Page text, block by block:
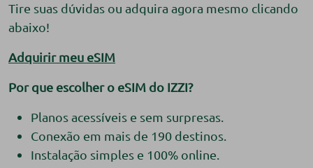
Tire suas dúvidas ou adquira agora mesmo clicando
abaixo!
Adquirir meu eSIM
Por que escolher o eSIM do IZZI?
Planos acessíveis e sem surpresas.
Conexão em mais de 190 destinos.
Instalação simples e 100% online.